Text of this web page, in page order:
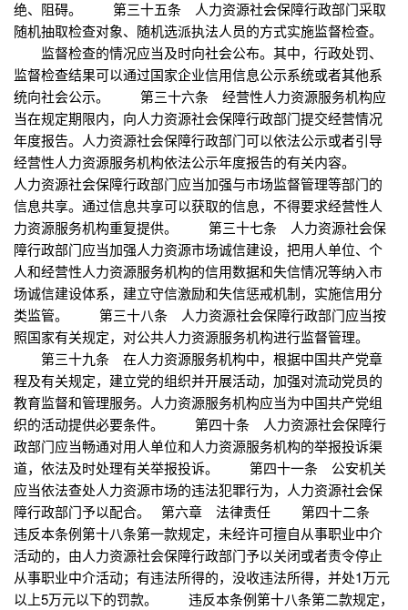
绝、阻碍。 第三十五条 人力资源社会保障行政部门采取
随机抽取检查对象、随机选派执法人员的方式实施监督检查。
监督检查的情况应当及时向社会公布。其中，行政处罚、
监督检查结果可以通过国家企业信用信息公示系统或者其他系
统向社会公示。 第三十六条 经营性人力资源服务机构应
当在规定期限内，向人力资源社会保障行政部门提交经营情况
年度报告。人力资源社会保障行政部门可以依法公示或者引导
经营性人力资源服务机构依法公示年度报告的有关内容。
人力资源社会保障行政部门应当加强与市场监督管理等部门的
信息共享。通过信息共享可以获取的信息，不得要求经营性人
力资源服务机构重复提供。 第三十七条 人力资源社会保
障行政部门应当加强人力资源市场诚信建设，把用人单位、个
人和经营性人力资源服务机构的信用数据和失信情况等纳入市
场诚信建设体系，建立守信激励和失信惩戒机制，实施信用分
类监管。 第三十八条 人力资源社会保障行政部门应当按
照国家有关规定，对公共人力资源服务机构进行监督管理。
第三十九条 在人力资源服务机构中，根据中国共产党章
程及有关规定，建立党的组织并开展活动，加强对流动党员的
教育监督和管理服务。人力资源服务机构应当为中国共产党组
织的活动提供必要条件。 第四十条 人力资源社会保障行
政部门应当畅通对用人单位和人力资源服务机构的举报投诉渠
道，依法及时处理有关举报投诉。 第四十一条 公安机关
应当依法查处人力资源市场的违法犯罪行为，人力资源社会保
障行政部门予以配合。 第六章 法律责任 第四十二条
违反本条例第十八条第一款规定，未经许可擅自从事职业中介
活动的，由人力资源社会保障行政部门予以关闭或者责令停止
从事职业中介活动；有违法所得的，没收违法所得，并处1万元
以上5万元以下的罚款。 违反本条例第十八条第二款规定，